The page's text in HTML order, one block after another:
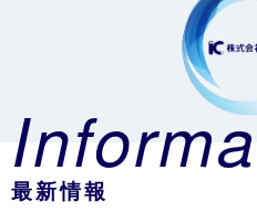
最新情報